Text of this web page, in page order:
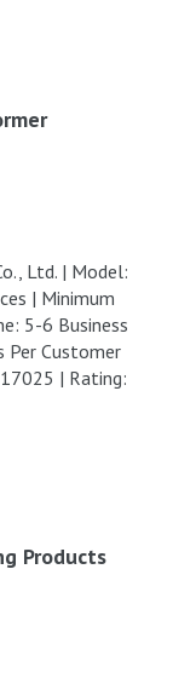
Ltd. | Model:
| Minimum
5-6 Business
Per Customer
| Rating:
Products